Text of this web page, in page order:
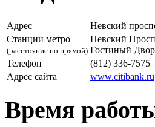
Адрес
Невский
Станции метро
(расстояние по прямой)
Невский
Гостиный
Телефон
(812) 336-7575
Адрес сайта
www.citibank.ru
Время